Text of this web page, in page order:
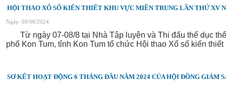
HỘI THAO XỔ SỐ KIẾN THIẾT KHU VỰC MIỀN TRUNG LẦN THỨ XV
Ngày: 09/08/2024
Từ ngày 07-08/8 tại Nhà Tập luyện và Thi đấu thể dục
phố Kon Tum, tỉnh Kon Tum tổ chức Hội thao Xổ số kiến
SƠ KẾT HOẠT ĐỘNG 6 THÁNG ĐẦU NĂM 2024 CỦA HỘI ĐỒNG GIÁM